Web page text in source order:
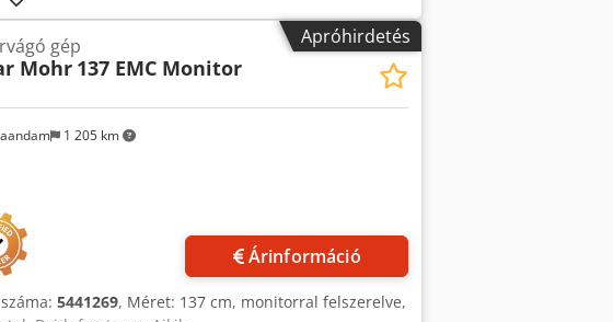
Apróhirdetés
1 205 km
gép
Mohr 137 EMC Monitor
Árinformáció
5441269, Méret: 137 cm, monitorral felszerelve,